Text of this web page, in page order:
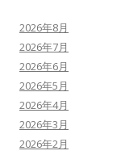
2026年8月
2026年7月
2026年6月
2026年5月
2026年4月
2026年3月
2026年2月